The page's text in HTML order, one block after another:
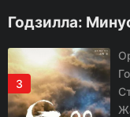
Годзилла:
3